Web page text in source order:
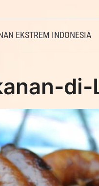
EKSTREM INDONESIA
di-